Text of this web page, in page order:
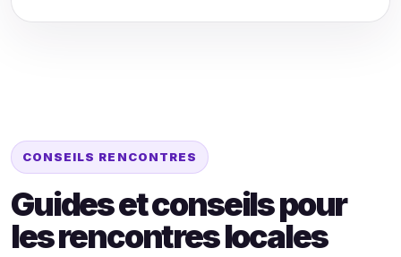
CONSEILS RENCONTRES
Guides et conseils pour
les rencontres locales